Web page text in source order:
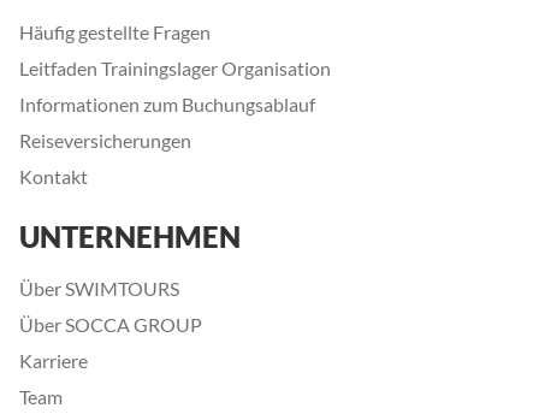
Häufig gestellte Fragen
Leitfaden Trainingslager Organisation
Informationen zum Buchungsablauf
Reiseversicherungen
Kontakt
UNTERNEHMEN
Über SWIMTOURS
Über SOCCA GROUP
Karriere
Team